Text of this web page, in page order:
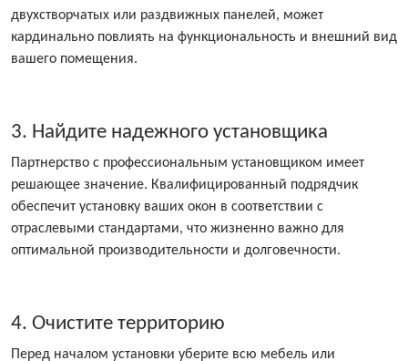
двухстворчатых или раздвижных панелей, может
кардинально повлиять на функциональность и внешний вид
вашего помещения.
3. Найдите надежного установщика
Партнерство с профессиональным установщиком имеет
решающее значение. Квалифицированный подрядчик
обеспечит установку ваших окон в соответствии с
отраслевыми стандартами, что жизненно важно для
оптимальной производительности и долговечности.
4. Очистите территорию
Перед началом установки уберите всю мебель или